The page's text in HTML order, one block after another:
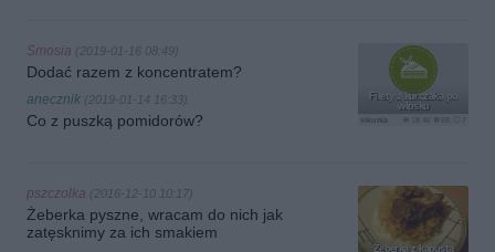
Filety z kurczaka po
włosku
18.4k
vikunia
Smosia (2019-01-16 08:49)
Dodać razem z koncentratem?
anecznik (2019-01-14 16:33)
Co z puszką pomidorów?
Żeberka z kapustą
pszczolka (2016-12-10 10:17)
Żeberka pyszne, wracam do nich jak
zatęsknimy za ich smakiem